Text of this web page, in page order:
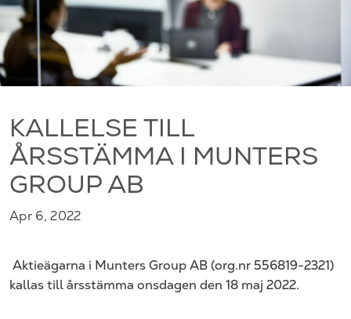
KALLELSE TILL
ÅRSSTÄMMA I MUNTERS
GROUP AB
Apr 6, 2022
Aktieägarna i Munters Group AB (org.nr 556819-2321)
kallas till årsstämma onsdagen den 18 maj 2022.